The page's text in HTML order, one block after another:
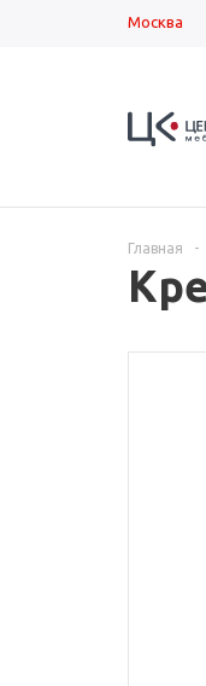
Москва
Главная -